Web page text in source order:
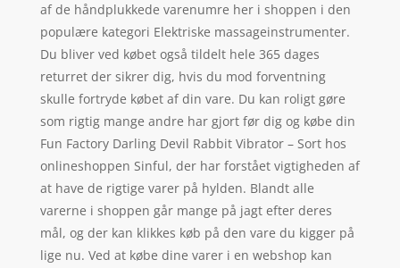
af de håndplukkede varenumre her i shoppen i den
populære kategori Elektriske massageinstrumenter.
Du bliver ved købet også tildelt hele 365 dages
returret der sikrer dig, hvis du mod forventning
skulle fortryde købet af din vare. Du kan roligt gøre
som rigtig mange andre har gjort før dig og købe din
Fun Factory Darling Devil Rabbit Vibrator – Sort hos
onlineshoppen Sinful, der har forstået vigtigheden af
at have de rigtige varer på hylden. Blandt alle
varerne i shoppen går mange på jagt efter deres
mål, og der kan klikkes køb på den vare du kigger på
lige nu. Ved at købe dine varer i en webshop kan